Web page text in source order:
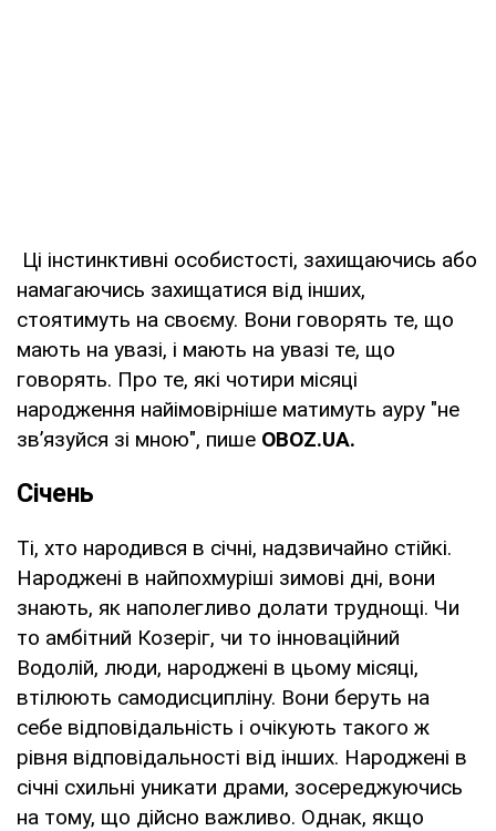
Ці інстинктивні особистості, захищаючись або
намагаючись захищатися від інших,
стоятимуть на своєму. Вони говорять те, що
мають на увазі, і мають на увазі те, що
говорять. Про те, які чотири місяці
народження найімовірніше матимуть ауру "не
зв’язуйся зі мною", пише OBOZ.UA.
Січень
Ті, хто народився в січні, надзвичайно стійкі.
Народжені в найпохмуріші зимові дні, вони
знають, як наполегливо долати труднощі. Чи
то амбітний Козеріг, чи то інноваційний
Водолій, люди, народжені в цьому місяці,
втілюють самодисципліну. Вони беруть на
себе відповідальність і очікують такого ж
рівня відповідальності від інших. Народжені в
січні схильні уникати драми, зосереджуючись
на тому, що дійсно важливо. Однак, якщо